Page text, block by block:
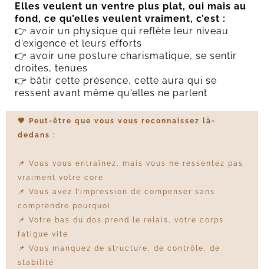
Elles veulent un ventre plus plat, oui mais au
fond, ce qu’elles veulent vraiment, c’est :
👉 avoir un physique qui reflète leur niveau
d'exigence et leurs efforts
👉 avoir une posture charismatique, se sentir
droites, tenues
👉 bâtir cette présence, cette aura qui se
ressent avant même qu'elles ne parlent
🤎
Peut-être que vous vous reconnaissez là-
dedans :
📌 Vous vous entraînez, mais vous ne ressentez pas
vraiment votre core
📌 Vous avez l’impression de compenser sans
comprendre pourquoi
📌 Votre bas du dos prend le relais, votre corps
fatigue vite
📌 Vous manquez de structure, de contrôle, de
stabilité